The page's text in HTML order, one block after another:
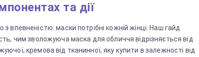
та дії
з впевненістю: маски потрібні кожній жінці. Наш гайд
чим зволожуюча маска для обличчя відрізняється від
кремова від тканинної, яку купити в залежності від